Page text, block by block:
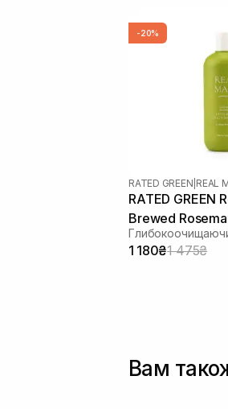
-20%
RATED GREEN REAL
RATED GREEN
Brewed
Scalp Shampoo
1 180₴1 475₴
Вам